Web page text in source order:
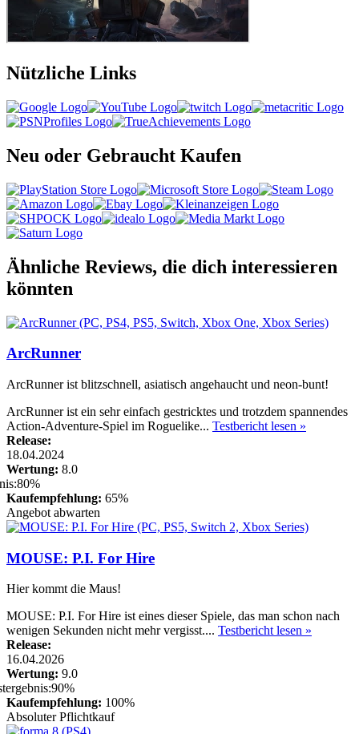
Nützliche Links
Neu oder Gebraucht Kaufen
Ähnliche Reviews, die dich interessieren
könnten
ArcRunner
ArcRunner ist blitzschnell, asiatisch angehaucht und neon-bunt!
ArcRunner ist ein sehr einfach gestricktes und trotzdem spannendes
Action-Adventure-Spiel im Roguelike... Testbericht lesen »
Release:
18.04.2024
Wertung: 8.0
Kaufempfehlung: 65%
Angebot abwarten
MOUSE: P.I. For Hire
Hier kommt die Maus!
MOUSE: P.I. For Hire ist eines dieser Spiele, das man schon nach
wenigen Sekunden nicht mehr vergisst.... Testbericht lesen »
Release:
16.04.2026
Wertung: 9.0
Kaufempfehlung: 100%
Absoluter Pflichtkauf